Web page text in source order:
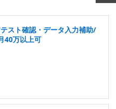
スト確認・データ入力補助/
40万以上可